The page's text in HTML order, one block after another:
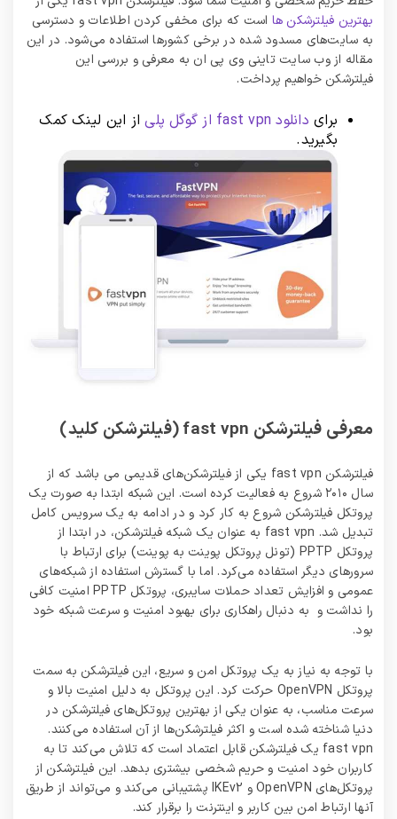
بهترین فیلترشکن ها است که برای مخفی کردن اطلاعات و دسترسی
به سایت‌های مسدود شده در برخی کشورها استفاده می‌شود. در این
مقاله از وب سایت تاینی وی پی ان به معرفی و بررسی این
فیلترشکن خواهیم پرداخت.
برای دانلود fast vpn از گوگل پلی
از این لینک کمک
بگیرید.
معرفی فیلترشکن fast vpn (فیلترشکن کلید)
فیلترشکن fast vpn یکی از فیلترشکن‌های قدیمی می باشد که از
سال ۲۰۱۰ شروع به فعالیت کرده است. این شبکه ابتدا به صورت یک
پروتکل فیلترشکن شروع به کار کرد و در ادامه به یک سرویس کامل
تبدیل شد. fast vpn به عنوان یک شبکه فیلترشکن، در ابتدا از
پروتکل PPTP (تونل پروتکل پوینت به پوینت) برای ارتباط با
سرورهای دیگر استفاده می‌کرد. اما با گسترش استفاده از شبکه‌های
عمومی و افزایش تعداد حملات سایبری، پروتکل PPTP امنیت کافی
را نداشت و به دنبال راهکاری برای بهبود امنیت و سرعت شبکه خود
بود.
با توجه به نیاز به یک پروتکل امن و سریع، این فیلترشکن به سمت
پروتکل OpenVPN حرکت کرد. این پروتکل به دلیل امنیت بالا و
سرعت مناسب، به عنوان یکی از بهترین پروتکل‌های فیلترشکن در
دنیا شناخته شده است و اکثر فیلترشکن‌ها از آن استفاده می‌کنند.
fast vpn یک فیلترشکن قابل اعتماد است که تلاش می‌کند تا به
کاربران خود امنیت و حریم شخصی بیشتری بدهد. این فیلترشکن از
پروتکل‌های OpenVPN و IKEv2 پشتیبانی می‌کند و می‌تواند از طریق
آنها ارتباط امن بین کاربر و اینترنت را برقرار کند.